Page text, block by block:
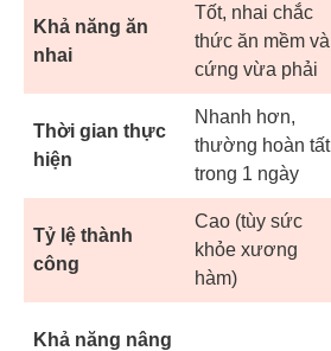
Khả năng ăn
nhai
Tốt, nhai chắc
thức ăn mềm và
cứng vừa phải
Thời gian thực
hiện
Nhanh hơn,
thường hoàn tất
trong 1 ngày
Tỷ lệ thành
công
Cao (tùy sức
khỏe xương
hàm)
Khả năng nâng